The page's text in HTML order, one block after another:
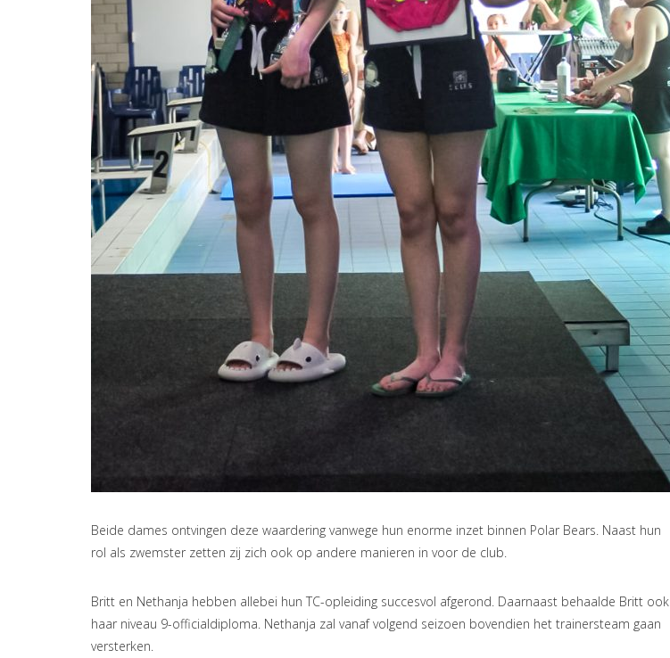
Beide dames ontvingen deze waardering vanwege hun enorme inzet binnen Polar Bears. Naast hun
rol als zwemster zetten zij zich ook op andere manieren in voor de club.
Britt en Nethanja hebben allebei hun TC-opleiding succesvol afgerond. Daarnaast behaalde Britt ook
haar niveau 9-officialdiploma. Nethanja zal vanaf volgend seizoen bovendien het trainersteam gaan
versterken.